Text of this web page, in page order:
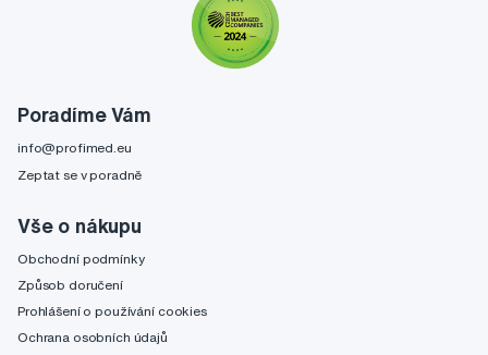
Poradíme Vám
info@profimed.eu
Zeptat se v poradně
Vše o nákupu
Obchodní podmínky
Způsob doručení
Prohlášení o používání cookies
Ochrana osobních údajů